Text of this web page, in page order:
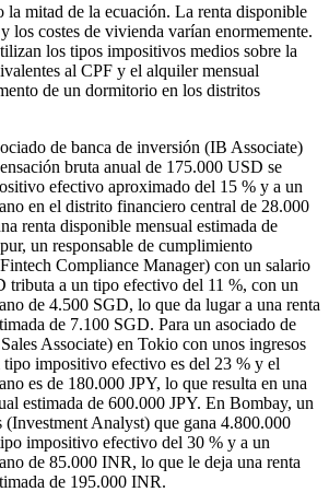
la mitad de la ecuación. La renta disponible
los costes de vivienda varían enormemente.
los tipos impositivos medios sobre la
al CPF y el alquiler mensual
de un dormitorio en los distritos
de banca de inversión (IB Associate)
bruta anual de 175.000 USD se
efectivo aproximado del 15 % y a un
en el distrito financiero central de 28.000
renta disponible mensual estimada de
un responsable de cumplimiento
Compliance Manager) con un salario
tributa a un tipo efectivo del 11 %, con un
de 4.500 SGD, lo que da lugar a una renta
de 7.100 SGD. Para un asociado de
Associate) en Tokio con unos ingresos
impositivo efectivo es del 23 % y el
es de 180.000 JPY, lo que resulta en una
estimada de 600.000 JPY. En Bombay, un
(Investment Analyst) que gana 4.800.000
impositivo efectivo del 30 % y a un
de 85.000 INR, lo que le deja una renta
de 195.000 INR.